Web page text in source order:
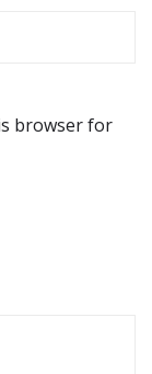
browser for